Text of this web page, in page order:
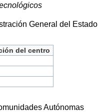
General del Estado
del centro
Autónomas